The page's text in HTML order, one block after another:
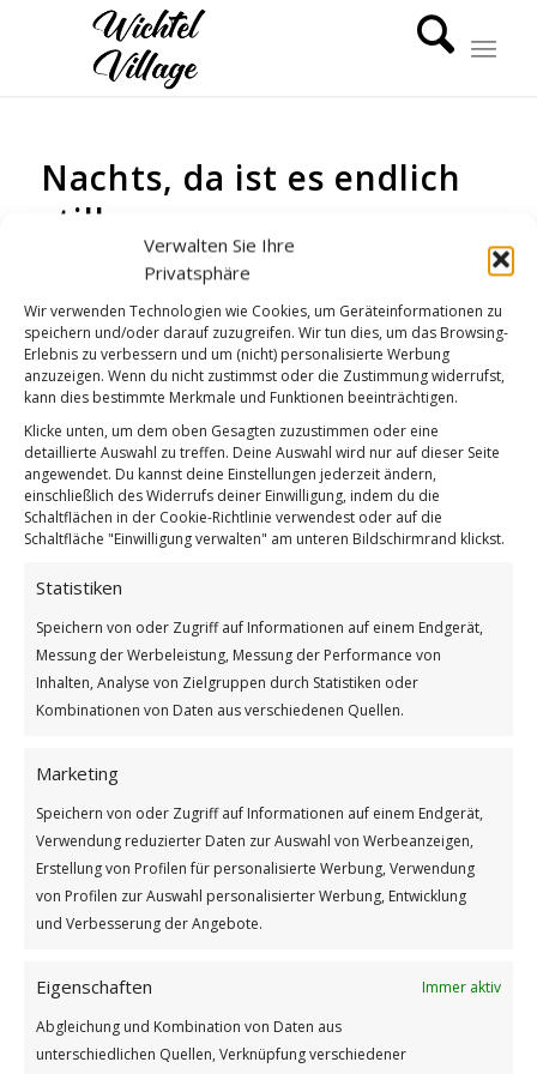
Verwalten Sie Ihre
Privatsphäre
Wir verwenden Technologien wie Cookies, um Geräteinformationen zu
speichern und/oder darauf zuzugreifen. Wir tun dies, um das Browsing-
Erlebnis zu verbessern und um (nicht) personalisierte Werbung
anzuzeigen. Wenn du nicht zustimmst oder die Zustimmung widerrufst,
kann dies bestimmte Merkmale und Funktionen beeinträchtigen.
Klicke unten, um dem oben Gesagten zuzustimmen oder eine
detaillierte Auswahl zu treffen. Deine Auswahl wird nur auf dieser Seite
angewendet. Du kannst deine Einstellungen jederzeit ändern,
einschließlich des Widerrufs deiner Einwilligung, indem du die
Schaltflächen in der Cookie-Richtlinie verwendest oder auf die
Schaltfläche "Einwilligung verwalten" am unteren Bildschirmrand klickst.
Statistiken
Speichern von oder Zugriff auf Informationen auf einem Endgerät,
Messung der Werbeleistung, Messung der Performance von
Inhalten, Analyse von Zielgruppen durch Statistiken oder
Kombinationen von Daten aus verschiedenen Quellen.
Marketing
Speichern von oder Zugriff auf Informationen auf einem Endgerät,
Verwendung reduzierter Daten zur Auswahl von Werbeanzeigen,
Erstellung von Profilen für personalisierte Werbung, Verwendung
von Profilen zur Auswahl personalisierter Werbung, Entwicklung
und Verbesserung der Angebote.
Eigenschaften
Immer aktiv
Abgleichung und Kombination von Daten aus
unterschiedlichen Quellen, Verknüpfung verschiedener
Nachts, da ist es endlich
still
Nachts, da ist es endlich still
Weiterlesen
27. JANUAR 2024 / 0 KOMMENTARE / VONBETTINA
Impressum
Datenschutzerklärung